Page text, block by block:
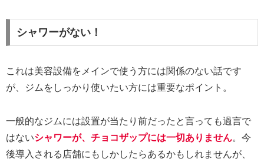
シャワーがない！
これは美容設備をメインで使う方には関係のない話です
が、ジムをしっかり使いたい方には重要なポイント。
一般的なジムには設置が当たり前だったと言っても過言で
はないシャワーが、チョコザップには一切ありません。今
後導入される店舗にもしかしたらあるかもしれませんが、